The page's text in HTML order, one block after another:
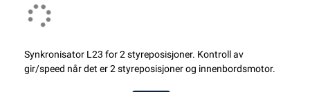
Synkronisator L23 for 2 styreposisjoner. Kontroll av
gir/speed når det er 2 styreposisjoner og innenbordsmotor.